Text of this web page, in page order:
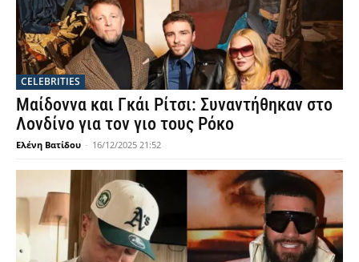
CELEBRITIES
Μαίδοννα και Γκάι Ρίτσι: Συναντήθηκαν στο
Λονδίνο για τον γιο τους Ρόκο
Ελένη Βατίδου - 16/12/2025 21:52